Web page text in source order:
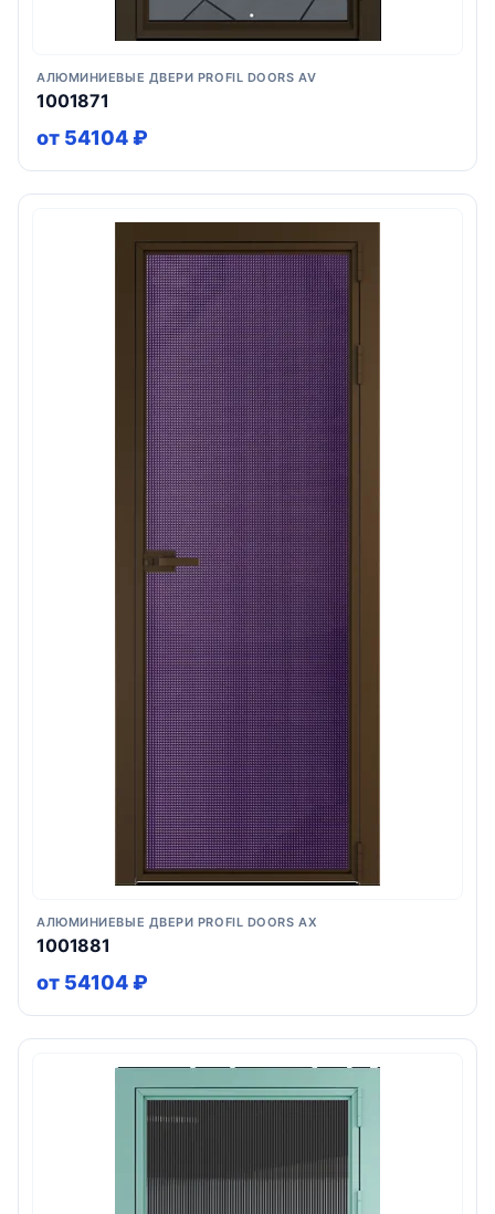
АЛЮМИНИЕВЫЕ ДВЕРИ PROFIL DOORS AV
1001871
от 54104 ₽
АЛЮМИНИЕВЫЕ ДВЕРИ PROFIL DOORS AX
1001881
от 54104 ₽